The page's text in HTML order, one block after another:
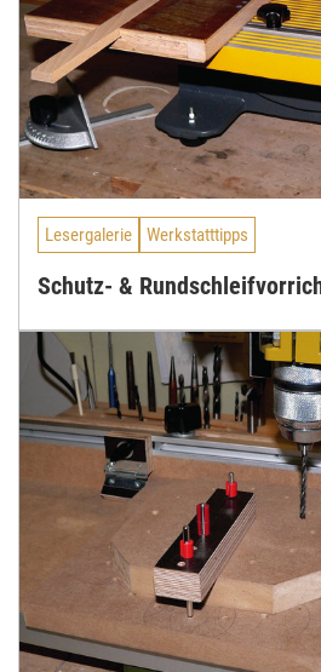
Lesergalerie Werkstatttipps
Schutz- &